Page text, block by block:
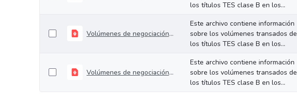
los títulos TES clase B en los...
Volúmenes de negociación del 27 al 31 de enero de 2025
Este archivo contiene información
sobre los volúmenes transados de
los títulos TES clase B en los...
Volúmenes de negociación del 20 al 24 de enero de 2025
Este archivo contiene información
sobre los volúmenes transados de
los títulos TES clase B en los...